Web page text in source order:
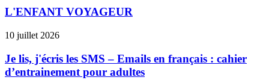
L'ENFANT VOYAGEUR
10 juillet 2026
Je lis, j'écris les SMS – Emails en français : cahier
d’entrainement pour adultes